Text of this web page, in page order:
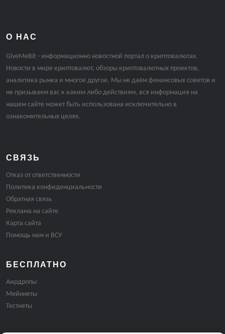
О НАС
GiveMeBit - информационно новостной портал о криптовалютах.
Новости в мире криптовалют, обзоры криптовалютных проектов,
аналитика рынка и многое другое. Мы не даём финансовых советов и
не призываем вас к каким либо действиям, вся информация на
нашем сайте может быть использована исключительно в
ознакомительных целях.
СВЯЗЬ
Отказ от ответственности
Политика конфиденциальности
Обратная связь
Реклама на сайте
Карта сайта
Помощь нам и ВСУ
БЕСПЛАТНО
Аирдропы
Мейннеты
Тестнеты